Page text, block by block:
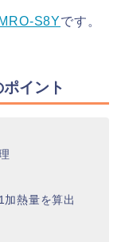
S8Yです。
イント
加熱量を算出